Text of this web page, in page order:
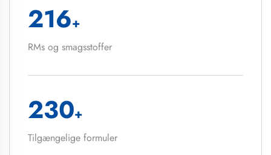
216+
RMs og smagsstoffer
230+
Tilgængelige formuler